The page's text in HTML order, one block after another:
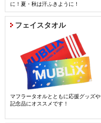
に！夏・秋は汗ふきように！
フェイスタオル
マフラータオルとともに応援グッズや
記念品にオススメです！